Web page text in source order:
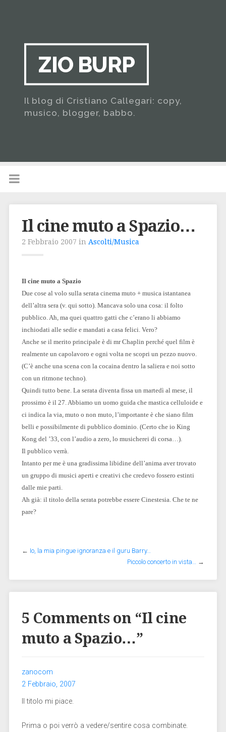
ZIO BURP
Il blog di Cristiano Callegari: copy,
musico, blogger, babbo.
Il cine muto a Spazio…
2 Febbraio 2007 in Ascolti/Musica
Il cine muto a Spazio
Due cose al volo sulla serata cinema muto + musica istantanea
dell’altra sera (v. qui sotto). Mancava solo una cosa: il folto
pubblico. Ah, ma quei quattro gatti che c’erano li abbiamo
inchiodati alle sedie e mandati a casa felici. Vero?
Anche se il merito principale è di mr Chaplin perché quel film è
realmente un capolavoro e ogni volta ne scopri un pezzo nuovo.
(C’è anche una scena con la cocaina dentro la saliera e noi sotto
con un ritmone techno).
Quindi tutto bene. La serata diventa fissa un martedì al mese, il
prossimo è il 27. Abbiamo un uomo guida che mastica celluloide e
ci indica la via, muto o non muto, l’importante è che siano film
belli e possibilmente di pubblico dominio. (Certo che io King
Kong del ’33, con l’audio a zero, lo musicherei di corsa…).
Il pubblico verrà.
Intanto per me è una gradissima libidine dell’anima aver trovato
un gruppo di musici aperti e creativi che credevo fossero estinti
dalle mie parti.
Ah già: il titolo della serata potrebbe essere Cinestesia. Che te ne
pare?
← Io, la mia pingue ignoranza e il guru Barry…
Piccolo concerto in vista… →
5 Comments on “Il cine
muto a Spazio…”
zanocom
2 Febbraio, 2007
Il titolo mi piace.
Prima o poi verrò a vedere/sentire cosa combinate.